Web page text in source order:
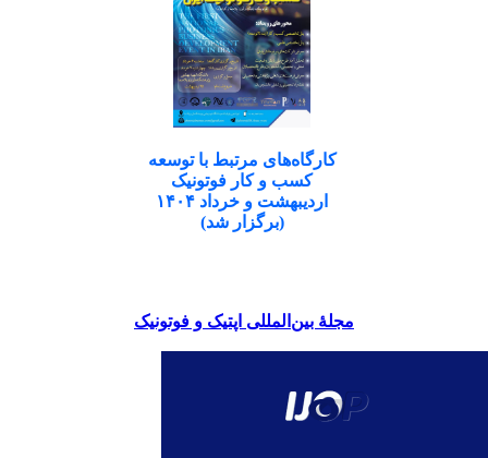
کارگاه‌های مرتبط با توسعه
کسب و کار فوتونیک
اردیبهشت و خرداد ۱۴۰۴
(برگزار شد)
مجلۀ بین‌المللی اپتیک و فوتونیک